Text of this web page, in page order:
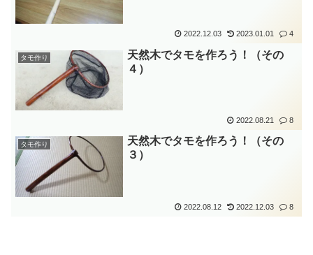
2022.12.03 2023.01.01 4
タモ作り
天然木でタモを作ろう！（その
４）
2022.08.21 8
タモ作り
天然木でタモを作ろう！（その
３）
2022.08.12 2022.12.03 8